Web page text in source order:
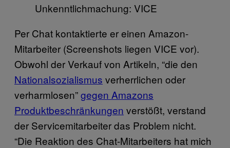
Unkenntlichmachung: VICE
Per Chat kontaktierte er einen Amazon-
Mitarbeiter (Screenshots liegen VICE vor).
Obwohl der Verkauf von Artikeln, “die den
Nationalsozialismus verherrlichen oder
verharmlosen”gegen Amazons
Produktbeschränkungen verstößt, verstand
der Servicemitarbeiter das Problem nicht.
“Die Reaktion des Chat-Mitarbeiters hat mich